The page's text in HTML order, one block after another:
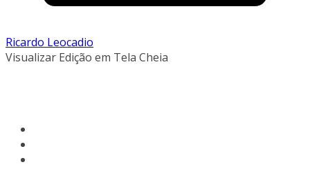
Ricardo Leocadio
Visualizar Edição em Tela Cheia